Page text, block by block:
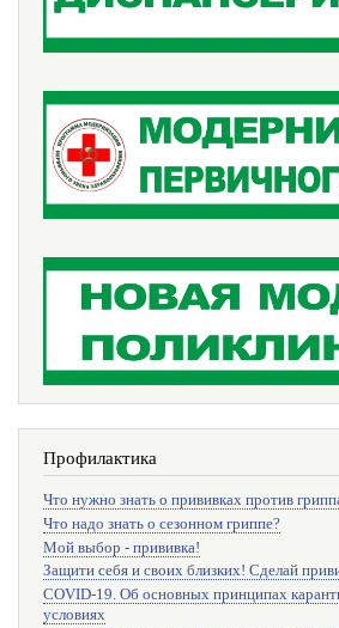
Профилактика
Что нужно знать о прививках против
Что надо знать о сезонном гриппе?
Мой выбор - прививка!
Защити себя и своих близких! Сделай
COVID-19. Об основных принципах
условиях